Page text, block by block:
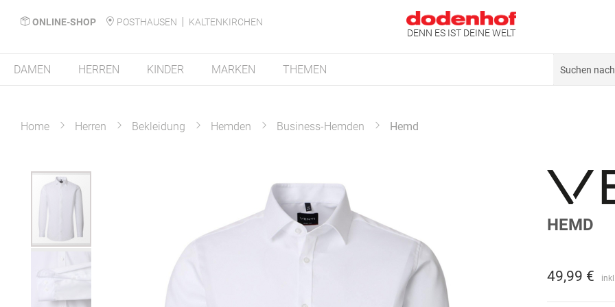
ONLINE-SHOP POSTHAUSEN
KALTENKIRCHEN
DENN ES IST DEINE WELT
DAMEN HERREN KINDER MARKEN THEMEN
Home Herren Bekleidung Hemden Business-Hemden Hemd
Zum
Bildergalerie
HEMD
49,99 €